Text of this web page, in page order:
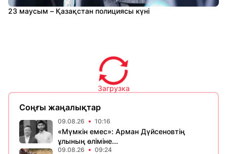
23 маусым – Қазақстан полициясы күні
Загрузка
Соңғы жаңалықтар
09.08.26 10:16
«Мүмкін емес»: Арман Дүйсеновтің
ұлының өліміне...
09.08.26 09:24